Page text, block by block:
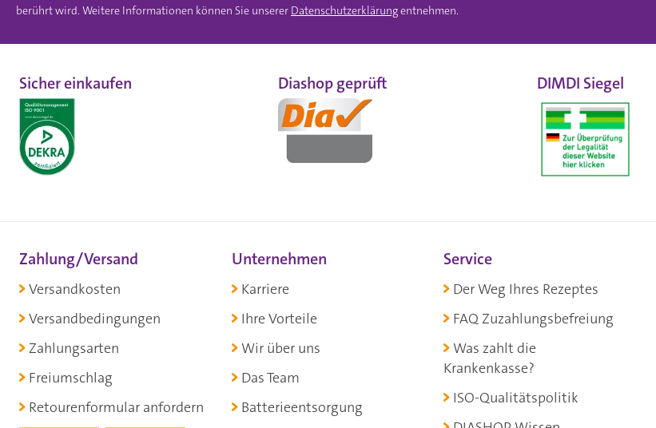
berührt wird. Weitere Informationen können Sie unserer Datenschutzerklärungentnehmen.
Sicher einkaufen Diashop geprüft DIMDI Siegel
Zahlung/Versand
Versandkosten
Versandbedingungen
Zahlungsarten
Freiumschlag
Retourenformular anfordern
Unternehmen
Karriere
Ihre Vorteile
Wir über uns
Das Team
Batterieentsorgung
Service
Der Weg Ihres Rezeptes
FAQ Zuzahlungsbefreiung
Was zahlt die
Krankenkasse?
ISO-Qualitätspolitik